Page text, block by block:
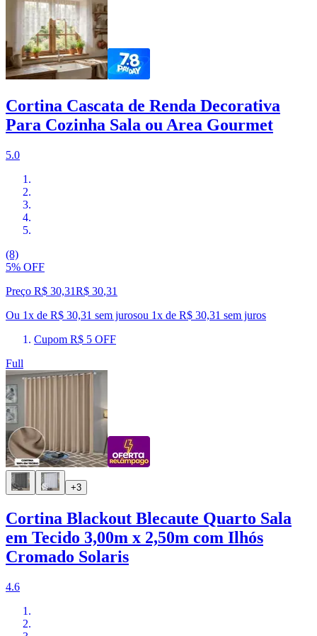
Cortina Cascata de Renda Decorativa
Para Cozinha Sala ou Area Gourmet
5.0
(8)
5% OFF
Preço R$ 30,31R$ 30,31
Ou 1x de R$ 30,31 sem jurosou 1x de R$ 30,31 sem juros
Cupom R$ 5 OFF
Full
+3
Cortina Blackout Blecaute Quarto Sala
em Tecido 3,00m x 2,50m com Ilhós
Cromado Solaris
4.6